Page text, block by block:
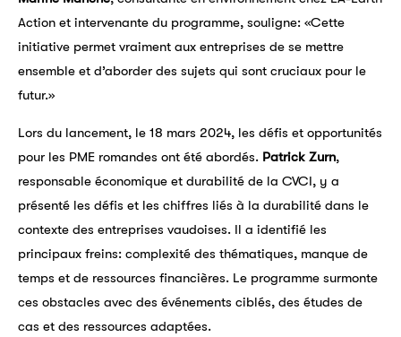
Action et intervenante du programme, souligne: «Cette
initiative permet vraiment aux entreprises de se mettre
ensemble et d’aborder des sujets qui sont cruciaux pour le
futur.»
Lors du lancement, le 18 mars 2024, les défis et opportunités
pour les PME romandes ont été abordés. Patrick Zurn,
responsable économique et durabilité de la CVCI, y a
présenté les défis et les chiffres liés à la durabilité dans le
contexte des entreprises vaudoises. Il a identifié les
principaux freins: complexité des thématiques, manque de
temps et de ressources financières. Le programme surmonte
ces obstacles avec des événements ciblés, des études de
cas et des ressources adaptées.